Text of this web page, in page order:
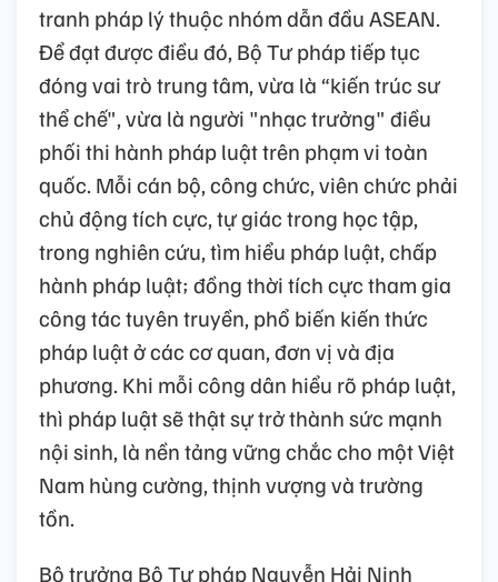
tranh pháp lý thuộc nhóm dẫn đầu ASEAN.
Để đạt được điều đó, Bộ Tư pháp tiếp tục
đóng vai trò trung tâm, vừa là “kiến trúc sư
thể chế", vừa là người "nhạc trưởng" điều
phối thi hành pháp luật trên phạm vi toàn
quốc. Mỗi cán bộ, công chức, viên chức phải
chủ động tích cực, tự giác trong học tập,
trong nghiên cứu, tìm hiểu pháp luật, chấp
hành pháp luật; đồng thời tích cực tham gia
công tác tuyên truyền, phổ biến kiến thức
pháp luật ở các cơ quan, đơn vị và địa
phương. Khi mỗi công dân hiểu rõ pháp luật,
thì pháp luật sẽ thật sự trở thành sức mạnh
nội sinh, là nền tảng vững chắc cho một Việt
Nam hùng cường, thịnh vượng và trường
tồn.
Bộ trưởng Bộ Tư pháp Nguyễn Hải Ninh